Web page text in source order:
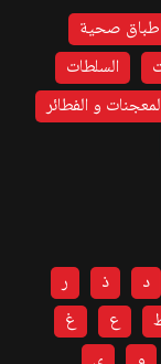
اطباق صحية
السلطات
و الفطائر
د ذ
ر
ع
غ